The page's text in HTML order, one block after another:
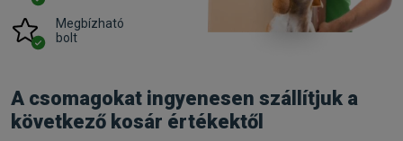
Megbízható
bolt
A csomagokat ingyenesen szállítjuk a
következő kosár értékektől